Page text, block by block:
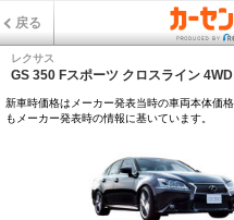
戻る
レクサス
GS 350 Fスポーツ クロスライン 4WD
新車時価格はメーカー発表当時の車両本体価
もメーカー発表時の情報に基いています。